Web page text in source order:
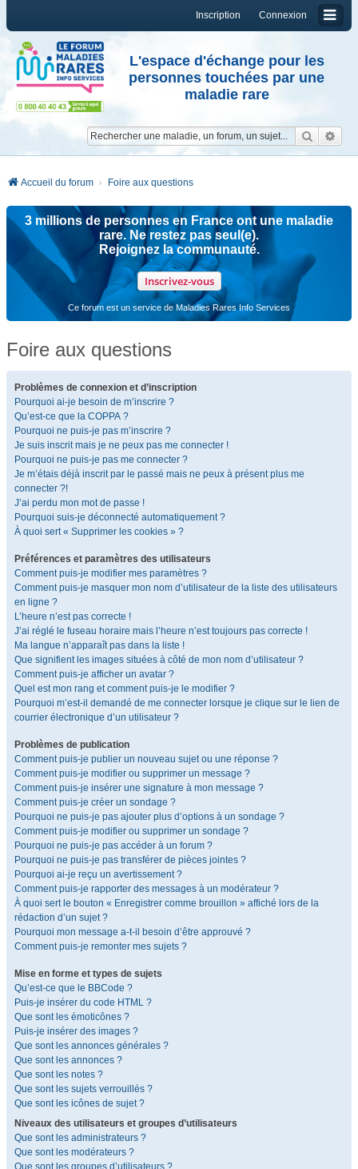
Connexion
Inscription
L'espace d'échange pour les
personnes touchées par une
maladie rare
Accueil du forum Foire aux questions
3 millions de personnes en France ont une maladie
rare. Ne restez pas seul(e).
Rejoignez la communauté.
Inscrivez-vous
Ce forum est un service de Maladies Rares Info Services
Foire aux questions
Problèmes de connexion et d’inscription
Pourquoi ai-je besoin de m’inscrire ?
Qu’est-ce que la COPPA ?
Pourquoi ne puis-je pas m’inscrire ?
Je suis inscrit mais je ne peux pas me connecter !
Pourquoi ne puis-je pas me connecter ?
Je m’étais déjà inscrit par le passé mais ne peux à présent plus me
connecter ?!
J’ai perdu mon mot de passe !
Pourquoi suis-je déconnecté automatiquement ?
À quoi sert « Supprimer les cookies » ?
Préférences et paramètres des utilisateurs
Comment puis-je modifier mes paramètres ?
Comment puis-je masquer mon nom d’utilisateur de la liste des utilisateurs
en ligne ?
L’heure n’est pas correcte !
J’ai réglé le fuseau horaire mais l’heure n’est toujours pas correcte !
Ma langue n’apparaît pas dans la liste !
Que signifient les images situées à côté de mon nom d’utilisateur ?
Comment puis-je afficher un avatar ?
Quel est mon rang et comment puis-je le modifier ?
Pourquoi m’est-il demandé de me connecter lorsque je clique sur le lien de
courrier électronique d’un utilisateur ?
Problèmes de publication
Comment puis-je publier un nouveau sujet ou une réponse ?
Comment puis-je modifier ou supprimer un message ?
Comment puis-je insérer une signature à mon message ?
Comment puis-je créer un sondage ?
Pourquoi ne puis-je pas ajouter plus d’options à un sondage ?
Comment puis-je modifier ou supprimer un sondage ?
Pourquoi ne puis-je pas accéder à un forum ?
Pourquoi ne puis-je pas transférer de pièces jointes ?
Pourquoi ai-je reçu un avertissement ?
Comment puis-je rapporter des messages à un modérateur ?
À quoi sert le bouton « Enregistrer comme brouillon » affiché lors de la
rédaction d’un sujet ?
Pourquoi mon message a-t-il besoin d’être approuvé ?
Comment puis-je remonter mes sujets ?
Mise en forme et types de sujets
Qu’est-ce que le BBCode ?
Puis-je insérer du code HTML ?
Que sont les émoticônes ?
Puis-je insérer des images ?
Que sont les annonces générales ?
Que sont les annonces ?
Que sont les notes ?
Que sont les sujets verrouillés ?
Que sont les icônes de sujet ?
Niveaux des utilisateurs et groupes d’utilisateurs
Que sont les administrateurs ?
Que sont les modérateurs ?
Que sont les groupes d’utilisateurs ?